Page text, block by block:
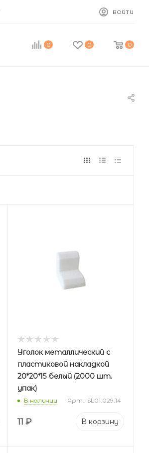
ВОЙТИ
0 0 0
Уголок металлический с
пластиковой накладкой
20*20*15 белый (2000 шт.
упак)
В наличии Арт.: SL01.029.14
11 ₽ В корзину